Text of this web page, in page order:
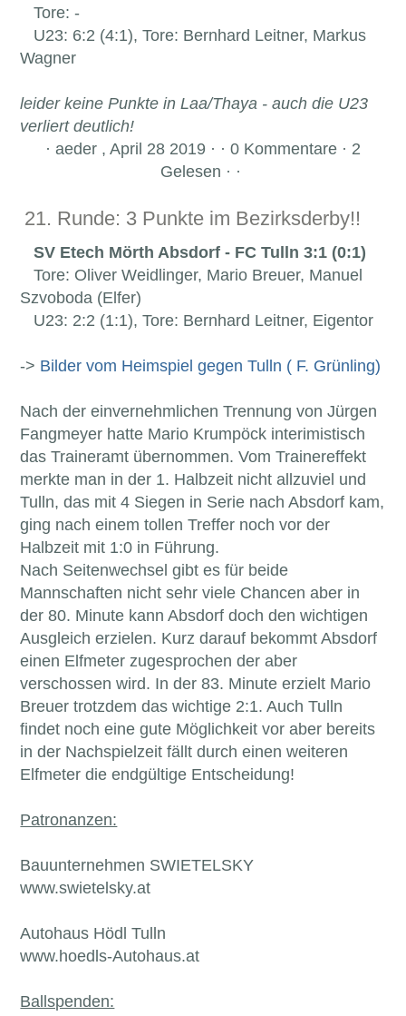
Tore: -
U23: 6:2 (4:1), Tore: Bernhard Leitner, Markus
Wagner
leider keine Punkte in Laa/Thaya - auch die U23
verliert deutlich!
· aeder , April 28 2019 · · 0 Kommentare · 2
Gelesen · ·
21. Runde: 3 Punkte im Bezirksderby!!
SV Etech Mörth Absdorf - FC Tulln 3:1 (0:1)
Tore: Oliver Weidlinger, Mario Breuer, Manuel
Szvoboda (Elfer)
U23: 2:2 (1:1), Tore: Bernhard Leitner, Eigentor
-> Bilder vom Heimspiel gegen Tulln ( F. Grünling)
Nach der einvernehmlichen Trennung von Jürgen
Fangmeyer hatte Mario Krumpöck interimistisch
das Traineramt übernommen. Vom Trainereffekt
merkte man in der 1. Halbzeit nicht allzuviel und
Tulln, das mit 4 Siegen in Serie nach Absdorf kam,
ging nach einem tollen Treffer noch vor der
Halbzeit mit 1:0 in Führung.
Nach Seitenwechsel gibt es für beide
Mannschaften nicht sehr viele Chancen aber in
der 80. Minute kann Absdorf doch den wichtigen
Ausgleich erzielen. Kurz darauf bekommt Absdorf
einen Elfmeter zugesprochen der aber
verschossen wird. In der 83. Minute erzielt Mario
Breuer trotzdem das wichtige 2:1. Auch Tulln
findet noch eine gute Möglichkeit vor aber bereits
in der Nachspielzeit fällt durch einen weiteren
Elfmeter die endgültige Entscheidung!
Patronanzen:
Bauunternehmen SWIETELSKY
www.swietelsky.at
Autohaus Hödl Tulln
www.hoedls-Autohaus.at
Ballspenden: